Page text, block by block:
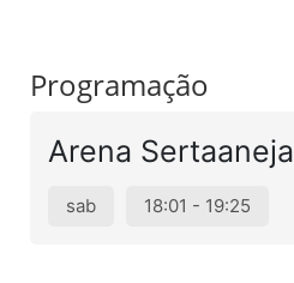
Programação
Arena Sertaaneja
sab 18:01 - 19:25